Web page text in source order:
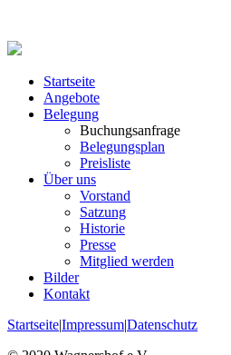
Startseite
Angebote
Belegung
Buchungsanfrage
Belegungsplan
Preisliste
Über uns
Vorstand
Satzung
Historie
Presse
Mitglied werden
Bilder
Kontakt
Startseite|Impressum|Datenschutz